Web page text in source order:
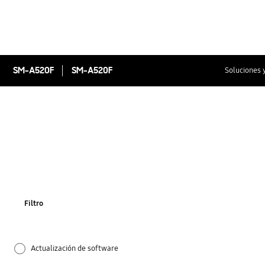
SM-A520F SM-A520F Soluciones
Filtro
Actualización de software